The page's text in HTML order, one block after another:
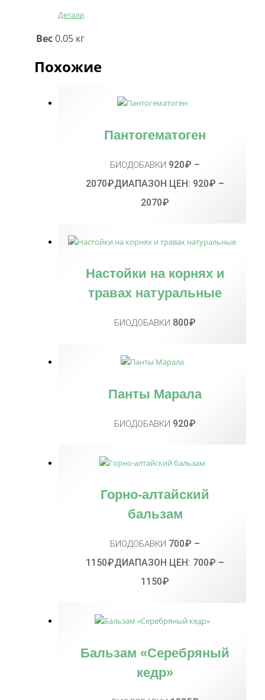
Детали
Вес0.05 кг
Похожие
Пантогематоген
БИОДОБАВКИ 920₽ –
2070₽ДИАПАЗОН ЦЕН: 920₽ –
2070₽
Настойки на корнях и
травах натуральные
БИОДОБАВКИ 800₽
Панты Марала
БИОДОБАВКИ 920₽
Горно-алтайский
бальзам
БИОДОБАВКИ 700₽ –
1150₽ДИАПАЗОН ЦЕН: 700₽ –
1150₽
Бальзам «Серебряный
кедр»